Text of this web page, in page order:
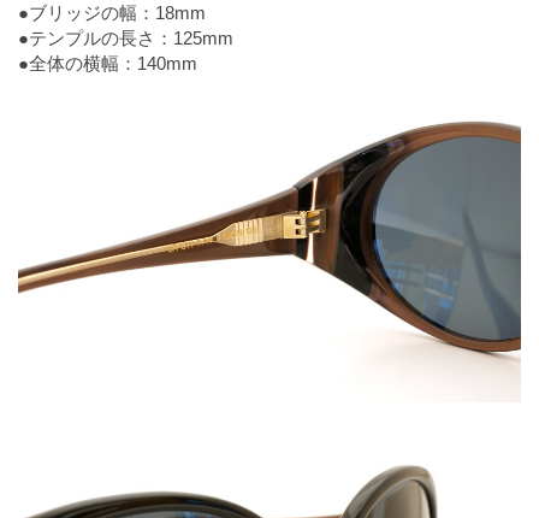
●ブリッジの幅：18mm
●テンプルの長さ：125mm
●全体の横幅：140mm